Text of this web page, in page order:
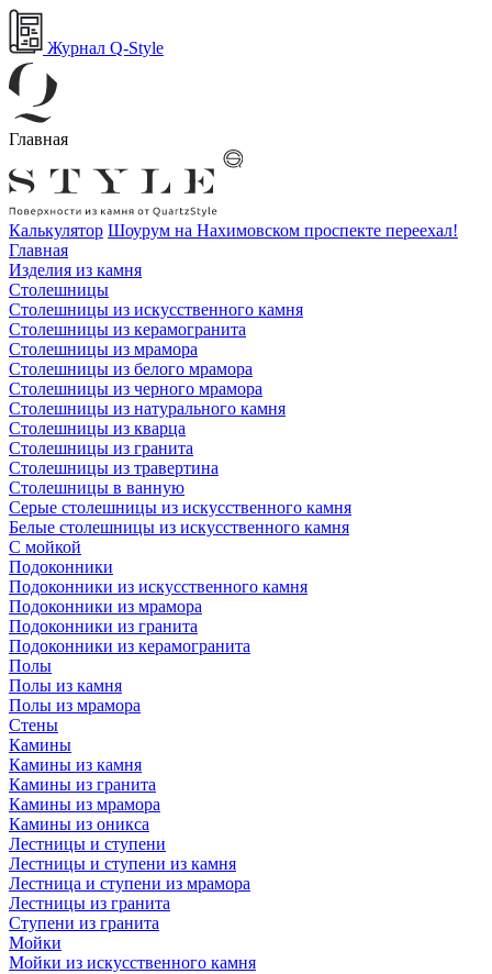
Журнал Q-Style
Главная
Калькулятор Шоурум на Нахимовском проспекте переехал!
Главная
Изделия из камня
Столешницы
Столешницы из искусственного камня
Столешницы из керамогранита
Столешницы из мрамора
Столешницы из белого мрамора
Столешницы из черного мрамора
Столешницы из натурального камня
Столешницы из кварца
Столешницы из гранита
Столешницы из травертина
Столешницы в ванную
Серые столешницы из искусственного камня
Белые столешницы из искусственного камня
С мойкой
Подоконники
Подоконники из искусственного камня
Подоконники из мрамора
Подоконники из гранита
Подоконники из керамогранита
Полы
Полы из камня
Полы из мрамора
Стены
Камины
Камины из камня
Камины из гранита
Камины из мрамора
Камины из оникса
Лестницы и ступени
Лестницы и ступени из камня
Лестница и ступени из мрамора
Лестницы из гранита
Ступени из гранита
Мойки
Мойки из искусственного камня